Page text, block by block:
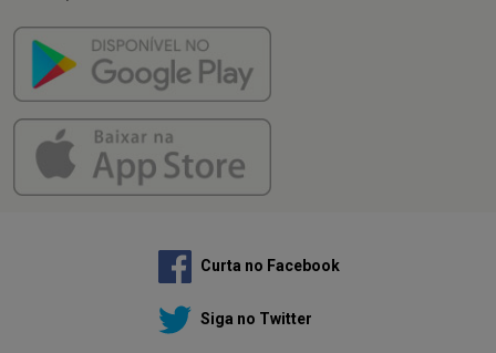
Curta no Facebook
Siga no Twitter